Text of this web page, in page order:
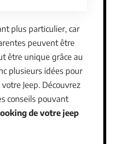
plus particulier, car
peuvent être
être unique grâce au
plusieurs idées pour
Jeep. Découvrez
conseils pouvant
de votre jeep